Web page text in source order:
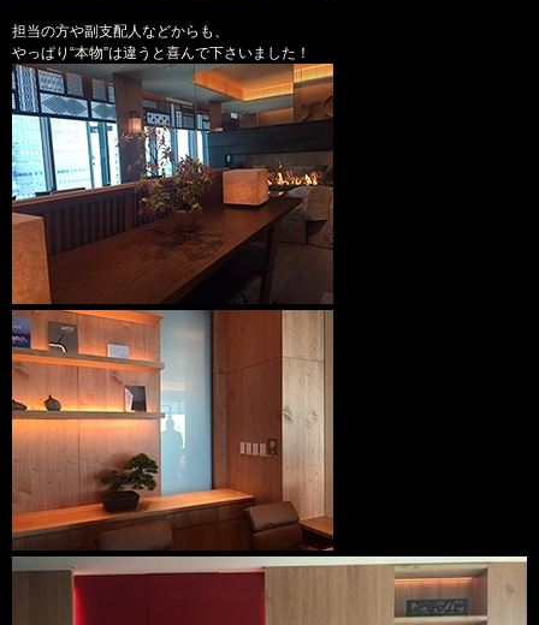
担当の方や副支配人などからも、
やっぱり“本物”は違うと喜んで下さいました！